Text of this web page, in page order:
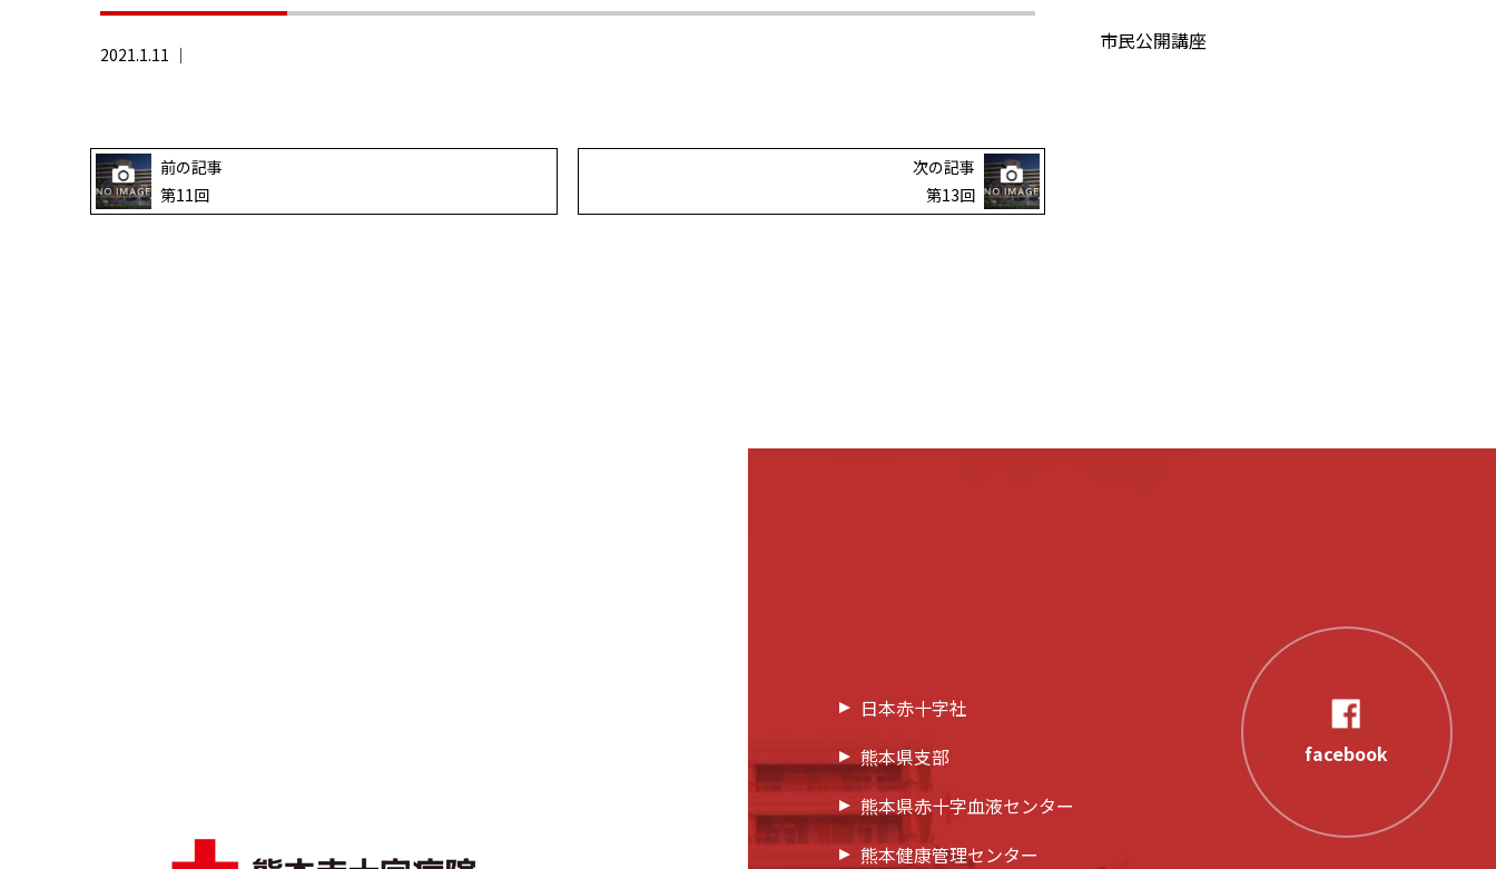
2021.1.11 ｜
前の記事
第11回
次の記事
第13回
市民公開講座
日本赤十字社
熊本県支部
熊本県赤十字血液センター
熊本健康管理センター
facebook